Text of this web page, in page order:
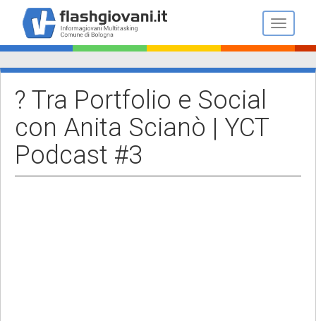
contenuto
principale
Toggle
? Tra Portfolio e Social
con Anita Scianò | YCT
Podcast #3